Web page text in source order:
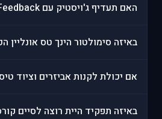
באיזה תפקיד היית רוצה לסיים